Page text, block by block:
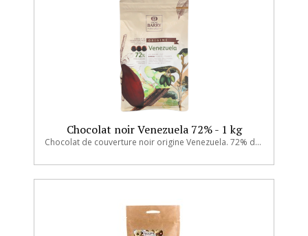
Chocolat noir Venezuela 72% - 1 kg
Chocolat de couverture noir origine Venezuela. 72% de cacao.